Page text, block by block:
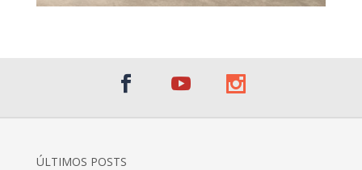
ÚLTIMOS POSTS